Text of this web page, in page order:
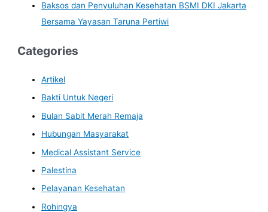
Baksos dan Penyuluhan Kesehatan BSMI DKI Jakarta
Bersama Yayasan Taruna Pertiwi
Categories
Artikel
Bakti Untuk Negeri
Bulan Sabit Merah Remaja
Hubungan Masyarakat
Medical Assistant Service
Palestina
Pelayanan Kesehatan
Rohingya